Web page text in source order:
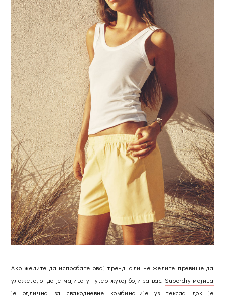
Ако желите да испробате овај тренд, али не желите превише да
улажете, онда је мајица у путер жутој боји за вас.Superdry мајица
је одлична за свакодневне комбинације уз тексас, док је